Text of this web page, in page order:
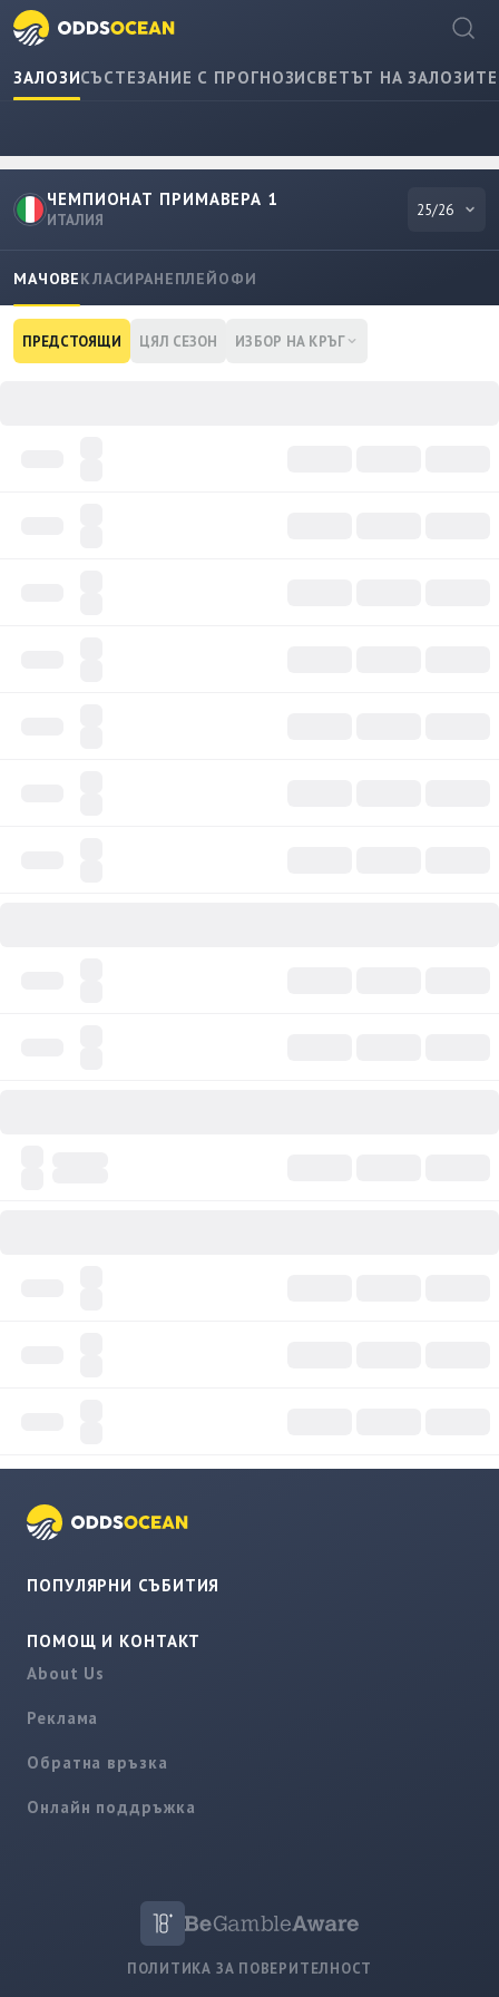
ЗАЛОЗИСЪСТЕЗАНИЕ С ПРОГНОЗИСВЕТЪТ НА ЗАЛОЗИТЕ
ЧЕМПИОНАТ ПРИМАВЕРА 1
ИТАЛИЯ
25/26
МАЧОВЕКЛАСИРАНЕПЛЕЙОФИ
ПРЕДСТОЯЩИ ЦЯЛ СЕЗОН ИЗБОР НА КРЪГ
ПОПУЛЯРНИ СЪБИТИЯ
ПОМОЩ И КОНТАКТ
About Us
Реклама
Обратна връзка
Онлайн поддръжка
ПОЛИТИКА ЗА ПОВЕРИТЕЛНОСТ